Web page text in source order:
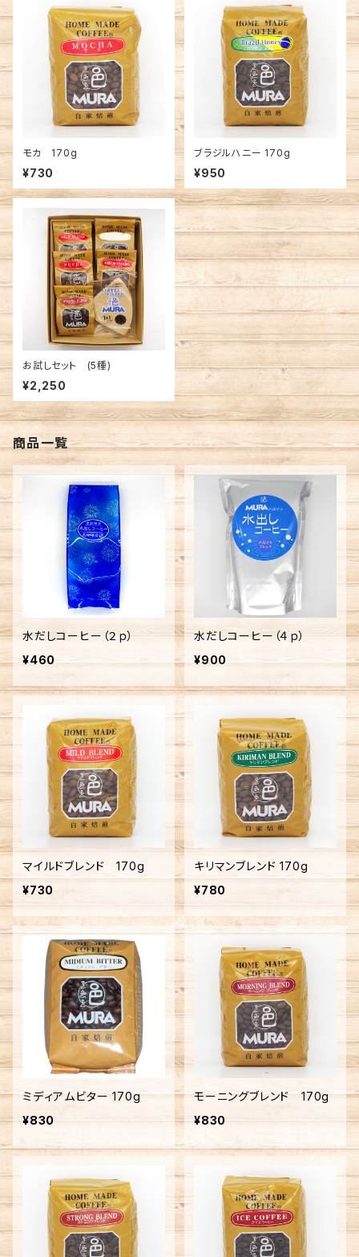
モカ 170g
¥730
ブラジルハニー 170g
¥950
お試しセット (5種)
¥2,250
商品一覧
水だしコーヒー（２ｐ）
¥460
水だしコーヒー（４ｐ）
¥900
マイルドブレンド 170g
¥730
キリマンブレンド 170g
¥780
ミディアムビター 170g
¥830
モーニングブレンド 170g
¥830